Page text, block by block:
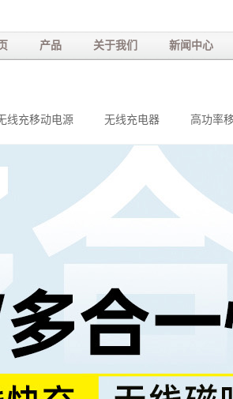
产品 关于我们 新闻中心
线充移动电源 无线充电器 高功率